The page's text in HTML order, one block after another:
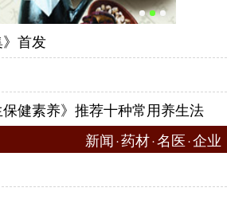
禁忌 秋季
》首发
保健素养》推荐十种常用养生法
新闻·药材·名医·企业